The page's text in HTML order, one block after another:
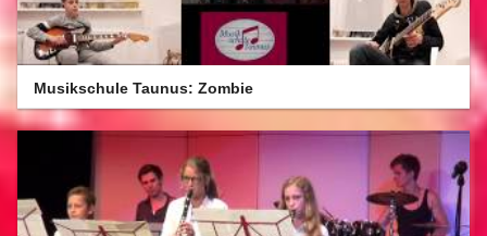
Musikschule Taunus: Zombie